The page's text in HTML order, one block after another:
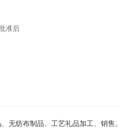
准后
无纺布制品、工艺礼品加工、销售。